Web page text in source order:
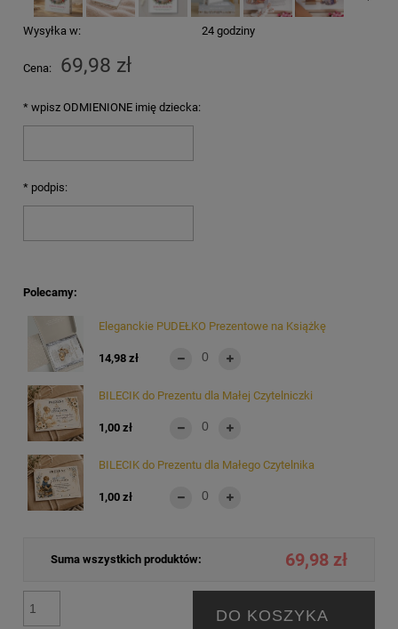
Wysyłka w: 24 godziny
Cena: 69,98 zł
* wpisz ODMIENIONE imię dziecka:
* podpis:
Polecamy:
Eleganckie PUDEŁKO Prezentowe na Książkę
14,98 zł
BILECIK do Prezentu dla Małej Czytelniczki
1,00 zł
BILECIK do Prezentu dla Małego Czytelnika
1,00 zł
Suma wszystkich produktów: 69,98 zł
DO KOSZYKA